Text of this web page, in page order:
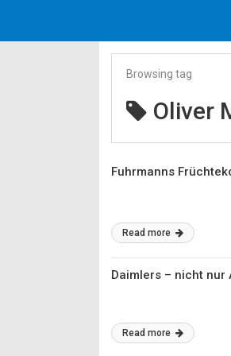
Browsing tag
Oliver
Fuhrmanns
Read more
Daimlers – nicht nur
Read more